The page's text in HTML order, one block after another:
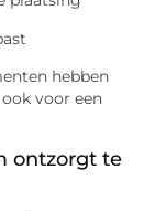
hebben
voor een
ontzorgt te